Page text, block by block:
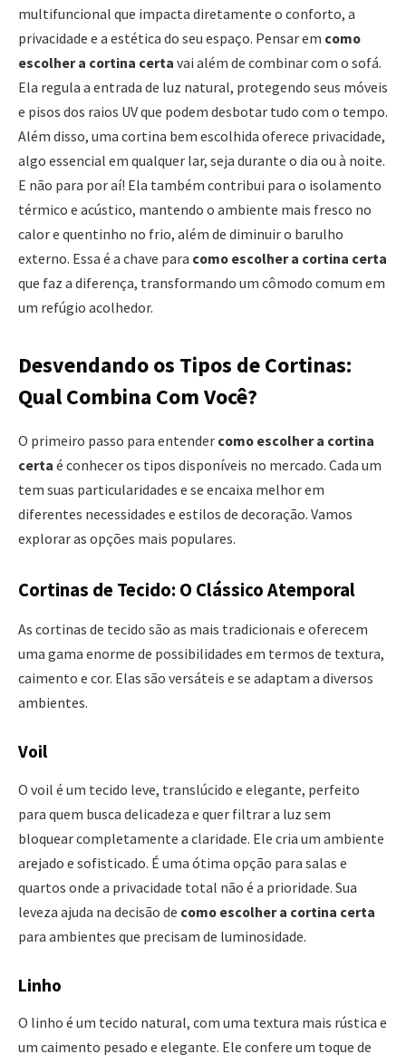
multifuncional que impacta diretamente o conforto, a
privacidade e a estética do seu espaço. Pensar em como
escolher a cortina certa vai além de combinar com o sofá.
Ela regula a entrada de luz natural, protegendo seus móveis
e pisos dos raios UV que podem desbotar tudo com o tempo.
Além disso, uma cortina bem escolhida oferece privacidade,
algo essencial em qualquer lar, seja durante o dia ou à noite.
E não para por aí! Ela também contribui para o isolamento
térmico e acústico, mantendo o ambiente mais fresco no
calor e quentinho no frio, além de diminuir o barulho
externo. Essa é a chave para como escolher a cortina certa
que faz a diferença, transformando um cômodo comum em
um refúgio acolhedor.
Desvendando os Tipos de Cortinas:
Qual Combina Com Você?
O primeiro passo para entender como escolher a cortina
certa é conhecer os tipos disponíveis no mercado. Cada um
tem suas particularidades e se encaixa melhor em
diferentes necessidades e estilos de decoração. Vamos
explorar as opções mais populares.
Cortinas de Tecido: O Clássico Atemporal
As cortinas de tecido são as mais tradicionais e oferecem
uma gama enorme de possibilidades em termos de textura,
caimento e cor. Elas são versáteis e se adaptam a diversos
ambientes.
Voil
O voil é um tecido leve, translúcido e elegante, perfeito
para quem busca delicadeza e quer filtrar a luz sem
bloquear completamente a claridade. Ele cria um ambiente
arejado e sofisticado. É uma ótima opção para salas e
quartos onde a privacidade total não é a prioridade. Sua
leveza ajuda na decisão de como escolher a cortina certa
para ambientes que precisam de luminosidade.
Linho
O linho é um tecido natural, com uma textura mais rústica e
um caimento pesado e elegante. Ele confere um toque de